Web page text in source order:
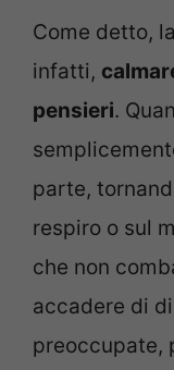
Come detto,
infatti,
pensieri.
parte,
respiro o sul
che non
accadere di
preoccupate,